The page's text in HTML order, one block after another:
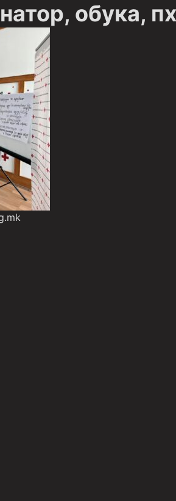
обука,